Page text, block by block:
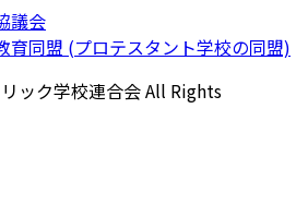
議会
育同盟 (プロテスタント学校の同盟)
ック学校連合会 All Rights